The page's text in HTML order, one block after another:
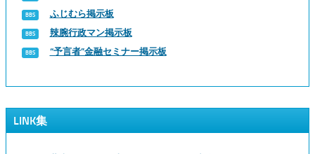
ふじむら掲示板
辣腕行政マン掲示板
“予言者”金融セミナー掲示板
LINK集